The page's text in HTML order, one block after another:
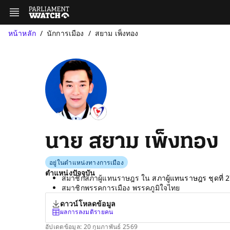
หน้าหลัก นักการเมือง สยาม เพ็งทอง
นาย สยาม เพ็งทอง
อยู่ในตำแหน่งทางการเมือง
ตำแหน่งปัจจุบัน
สมาชิกสภาผู้แทนราษฎร ใน สภาผู้แทนราษฎร ชุดที่
สมาชิกพรรคการเมือง พรรคภูมิใจไทย
ดาวน์โหลดข้อมูล
ผลการลงมติรายคน
อัปเดตข้อมูล: 20 กุมภาพันธ์ 2569